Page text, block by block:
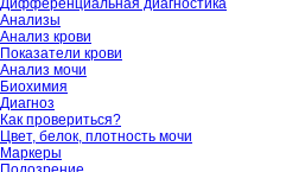
Дифференциальная диагностика
Анализы
Анализ крови
Показатели крови
Анализ мочи
Биохимия
Диагноз
Как провериться?
Цвет, белок, плотность мочи
Маркеры